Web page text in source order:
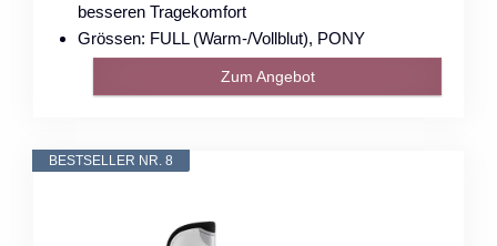
besseren Tragekomfort
Grössen: FULL (Warm-/Vollblut), PONY
Zum Angebot
BESTSELLER NR. 8